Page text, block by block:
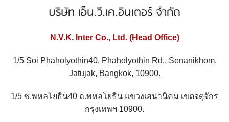
บริษัท เอ็น.วี.เค.อินเตอร์ จำกัด
N.V.K. Inter Co., Ltd. (Head Office)
1/5 Soi Phaholyothin40, Phaholyothin Rd., Senanikhom,
Jatujak, Bangkok, 10900.
1/5 ซ.พหลโยธิน40 ถ.พหลโยธิน แขวงเสนานิคม เขตจตุจักร
กรุงเทพฯ 10900.